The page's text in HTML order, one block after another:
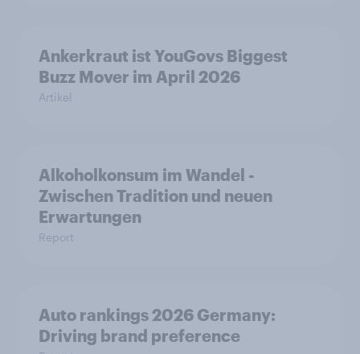
Ankerkraut ist YouGovs Biggest
Buzz Mover im April 2026
Artikel
Alkoholkonsum im Wandel​ -
Zwischen Tradition und neuen
Erwartungen
Report
Auto rankings 2026 Germany:
Driving brand preference